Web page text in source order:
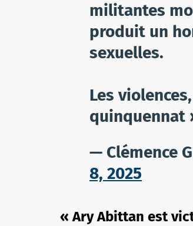
militantes
produit un
sexuelles.
Les
quinquennat
— Clémence
8, 2025
« Ary Abittan est